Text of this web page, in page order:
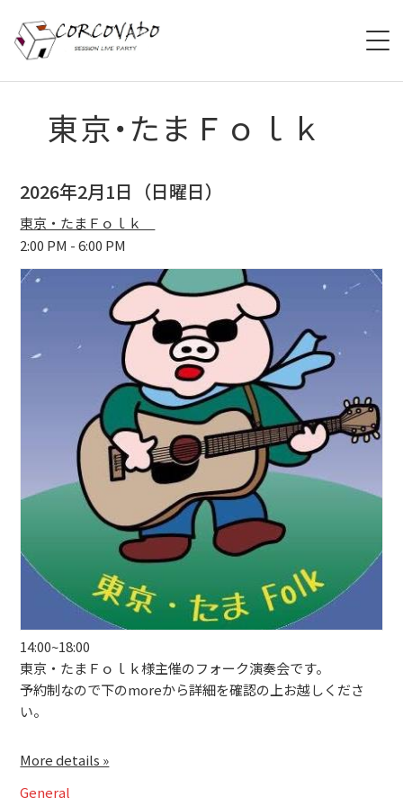
SCHEDULE
MENU
ACCESS
CONTACT
ブッキングライブ出演者募集！！
楽器機材等
初心者POPS
東京・たまＦｏｌｋ
2026年2月1日（日曜日）
東京・たまＦｏｌｋ
2:00 PM - 6:00 PM
14:00~18:00
東京・たまＦｏｌｋ様主催のフォーク演奏会です。
予約制なので下のmoreから詳細を確認の上お越しくださ
い。
More details »
General